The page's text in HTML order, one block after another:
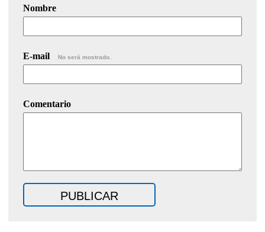
Nombre
E-mail No será mostrado.
Comentario